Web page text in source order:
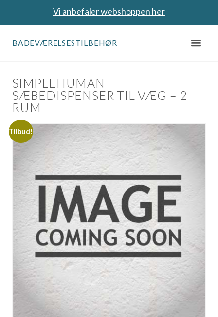
Vi anbefaler webshoppen her
BADEVÆRELSESTILBEHØR
SIMPLEHUMAN
SÆBEDISPENSER TIL VÆG – 2
RUM
Tilbud!